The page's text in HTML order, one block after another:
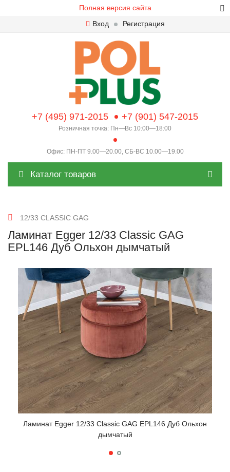
Полная версия сайта
Вход
Регистрация
+7 (495) 971-2015 +7 (901) 547-2015
Розничная точка: Пн—Вс 10:00—18:00
Офис: ПН-ПТ 9.00—20.00, СБ-ВС 10.00—19.00
Каталог товаров
12/33 CLASSIC GAG
Ламинат Egger 12/33 Classic GAG
EPL146 Дуб Ольхон дымчатый
Ламинат Egger 12/33 Classic GAG EPL146 Дуб Ольхон
дымчатый